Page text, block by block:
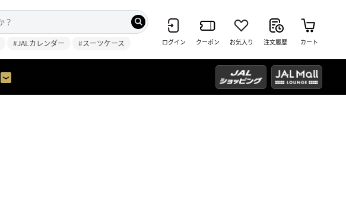
#JALカレンダー #スーツケース ログイン クーポン お気入り 注文履歴 カート